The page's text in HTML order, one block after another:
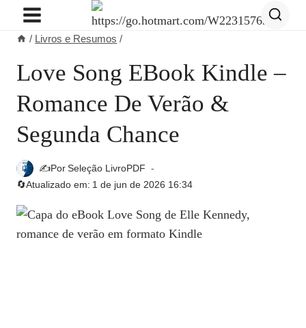
Pular
Conteúdo
/ Livros e Resumos /
Love Song EBook Kindle –
Romance De Verão &
Segunda Chance
✍️PorSeleção LivroPDF
🔄Atualizado em: 1 de jun de 2026 16:34